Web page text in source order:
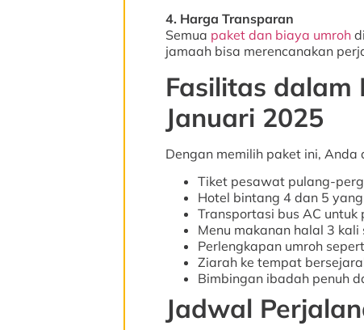
4. Harga Transparan
Semua paket dan biaya umroh
jamaah bisa merencanakan
Fasilitas dalam
Januari 2025
Dengan memilih paket ini,
Tiket pesawat pulang-
Hotel bintang 4 dan 5
Transportasi bus AC
Menu makanan halal 3 kali
Perlengkapan umroh
Ziarah ke tempat
Bimbingan ibadah penuh
Jadwal